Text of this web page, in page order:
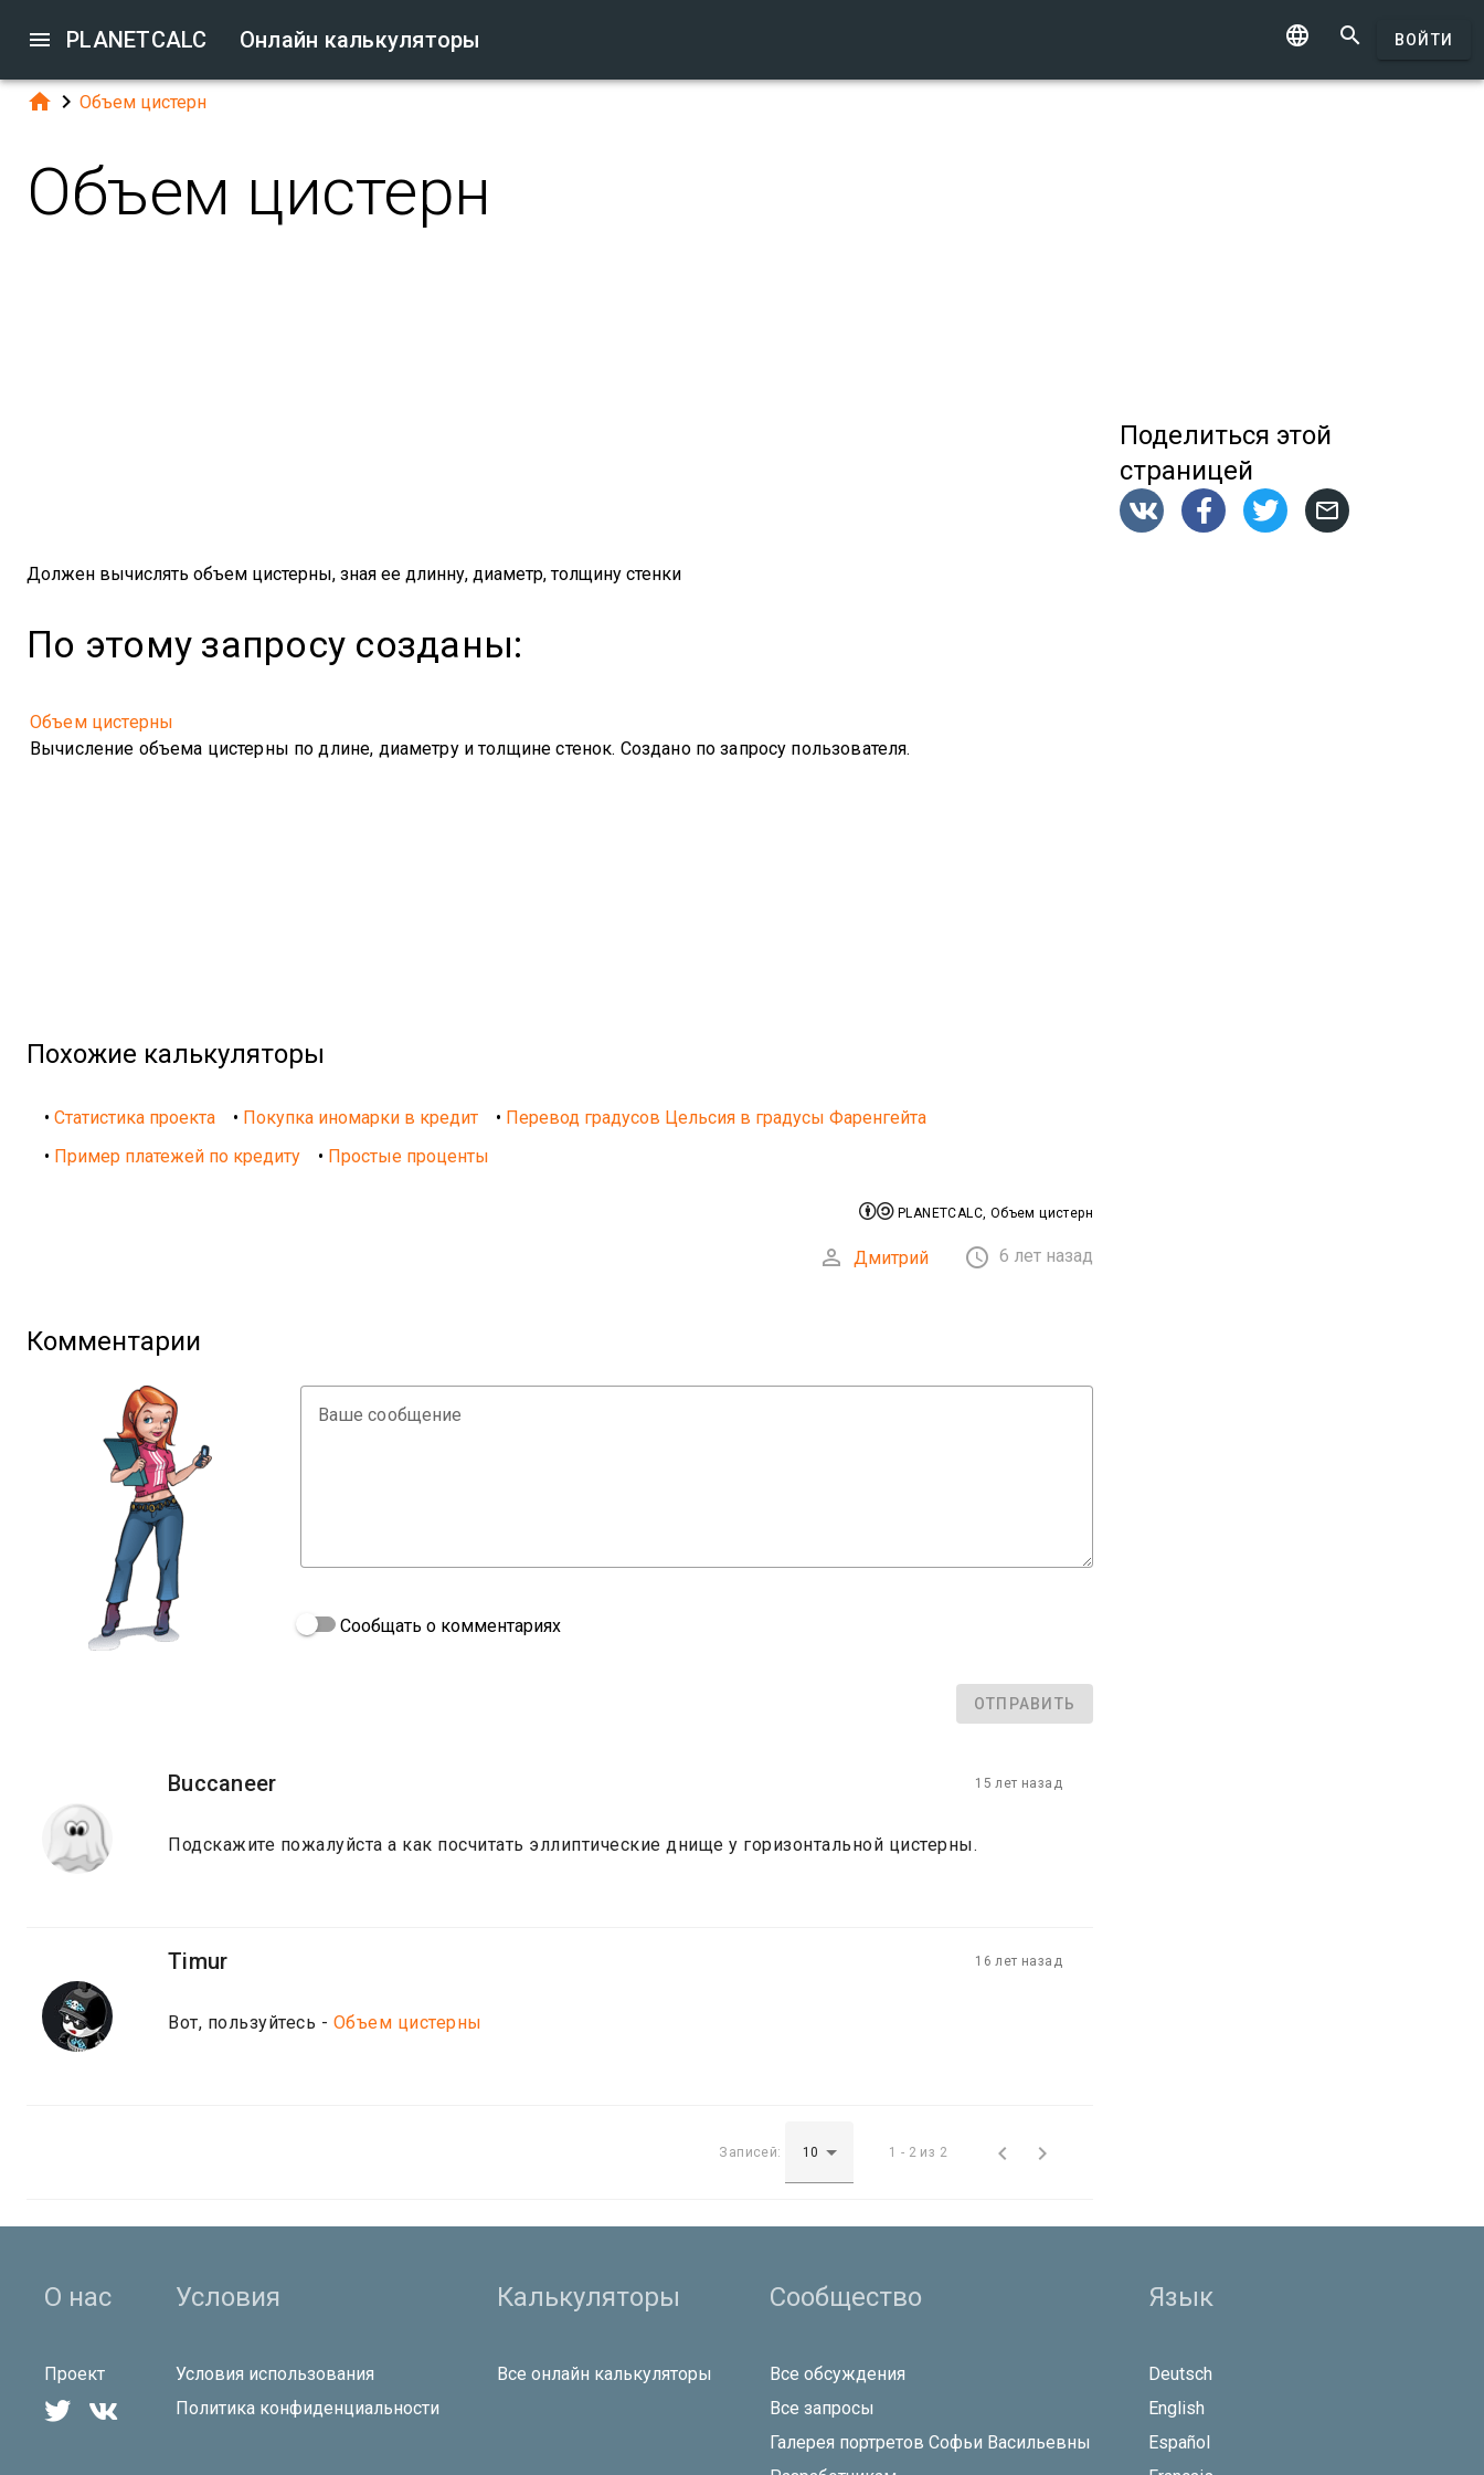
 PLANETCALC Онлайн калькуляторы   ВОЙТИ
  Объем цистерн
Объем цистерн
Должен вычислять объем цистерны, зная ее длинну, диаметр, толщину стенки
По этому запросу созданы:
Объем цистерны
Вычисление объема цистерны по длине, диаметру и толщине стенок. Создано по запросу пользователя.
Похожие калькуляторы
• Статистика проекта • Покупка иномарки в кредит • Перевод градусов Цельсия в градусы Фаренгейта
• Пример платежей по кредиту • Простые проценты
PLANETCALC, Объем цистерн
 Дмитрий  6 лет назад
Комментарии
Ваше сообщение
Сообщать о комментариях
ОТПРАВИТЬ
Buccaneer 15 лет назад
Подскажите пожалуйста а как посчитать эллиптические днище у горизонтальной цистерны.
Timur 16 лет назад
Вот, пользуйтесь - Объем цистерны
Записей: 1 - 2 из 2  
Поделиться этой
страницей
   
О нас
Проект
 
Условия
Условия использования
Политика конфиденциальности
Калькуляторы
Все онлайн калькуляторы
Сообщество
Все обсуждения
Все запросы
Галерея портретов Софьи Васильевны
Язык
Deutsch
English
Español